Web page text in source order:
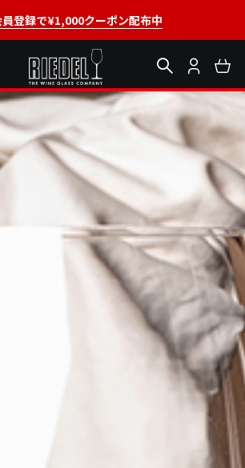
登録で¥1,000クーポン配布中